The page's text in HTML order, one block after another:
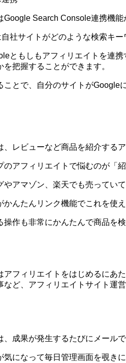
Google Search Console連携機能
社サイトがどのような検索キ
ともしもアフィリエイトを連
把握することができます。
とで、自分のサイトがGoogle
、レビューなど商品を紹介する
アフィリエイトで悩むのが「
アマゾン、楽天でも売ってい
かんたんリンク機能でこれを使
操作も非常にかんたんで商品を
アフィリエイトをはじめるにあ
など、アフィリエイトサイト運
、成果が発生するたびにメール
になって毎日管理画面を覗き